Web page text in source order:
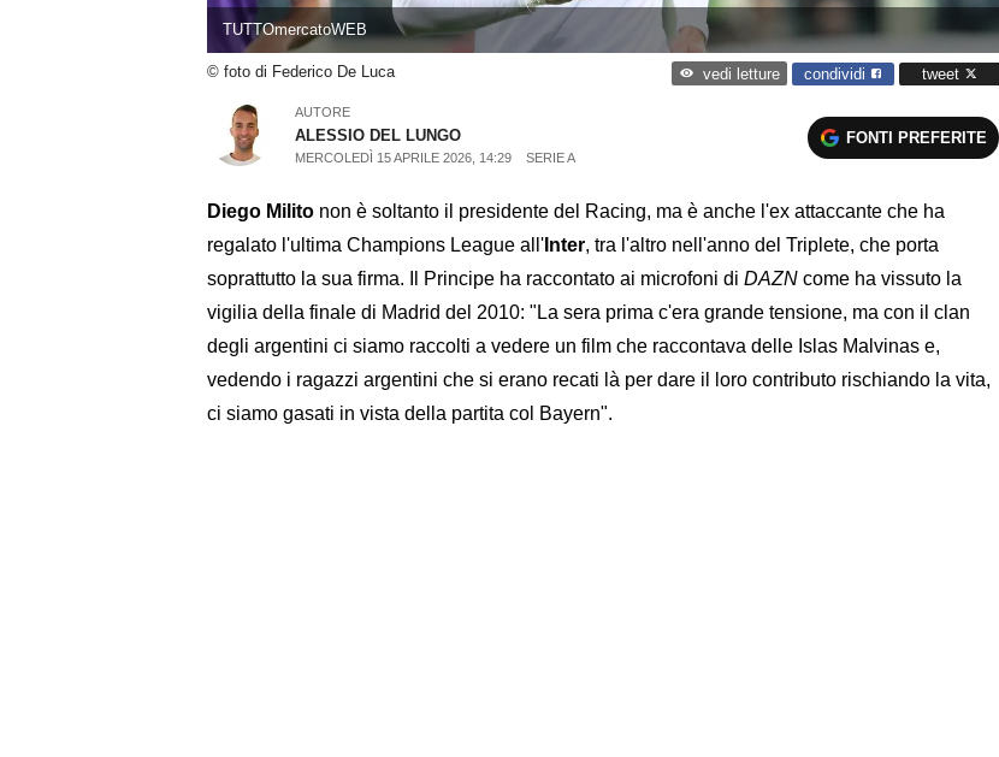
TUTTOmercatoWEB
© foto di Federico De Luca vedi letture condividi tweet
AUTORE
ALESSIO DEL LUNGO
MERCOLEDÌ 15 APRILE 2026, 14:29 SERIE A
FONTI PREFERITE
Diego Milito non è soltanto il presidente del Racing, ma è anche l'ex attaccante che ha
regalato l'ultima Champions League all' Inter, tra l'altro nell'anno del Triplete, che porta
soprattutto la sua firma. Il Principe ha raccontato ai microfoni di DAZN come ha vissuto la
vigilia della finale di Madrid del 2010: "La sera prima c'era grande tensione, ma con il clan
degli argentini ci siamo raccolti a vedere un film che raccontava delle Islas Malvinas e,
vedendo i ragazzi argentini che si erano recati là per dare il loro contributo rischiando la vita,
ci siamo gasati in vista della partita col Bayern".